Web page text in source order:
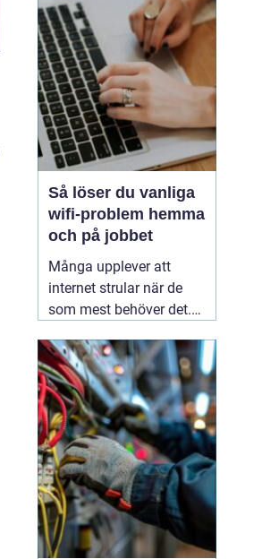
grävning och kan sänka
uppvärmningskostnaden
med upp till omkring
7580 % jämfört med
äldre el- eller olje...
Så löser du vanliga
wifi-problem hemma
och på jobbet
Många upplever att
internet strular när de
som mest behöver det.
videos hackar och
uppkopplingen faller
bort utan förvarning.
Ofta handlar det inte om
att internetleverantören
är dålig, utan01 augusti
2026